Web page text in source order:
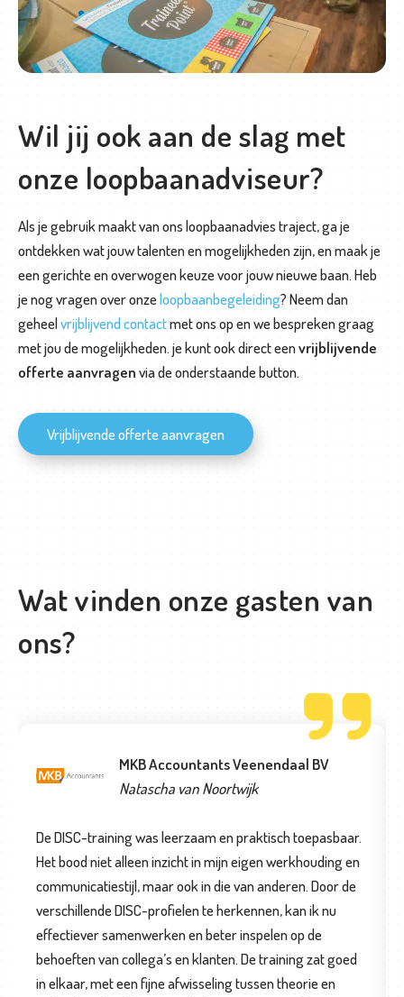
Wil jij ook aan de slag met
onze loopbaanadviseur?
Als je gebruik maakt van ons loopbaanadvies traject, ga je
ontdekken wat jouw talenten en mogelijkheden zijn, en maak je
een gerichte en overwogen keuze voor jouw nieuwe baan. Heb
je nog vragen over onzeloopbaanbegeleiding? Neem dan
geheelvrijblijvend contactmet ons op en we bespreken graag
met jou de mogelijkheden. je kunt ook direct eenvrijblijvende
offerte aanvragenvia de onderstaande button.
Vrijblijvende offerte aanvragen
Wat vinden onze gasten van
ons?
MKB Accountants Veenendaal BV
Natascha van Noortwijk
De DISC-training was leerzaam en praktisch toepasbaar.
Het bood niet alleen inzicht in mijn eigen werkhouding en
communicatiestijl, maar ook in die van anderen. Door de
verschillende DISC-profielen te herkennen, kan ik nu
effectiever samenwerken en beter inspelen op de
behoeften van collega’s en klanten. De training zat goed
in elkaar, met een fijne afwisseling tussen theorie en